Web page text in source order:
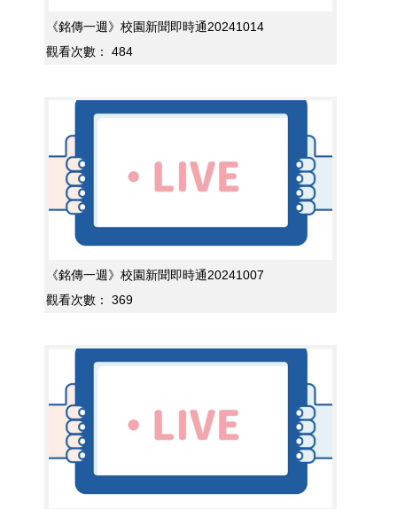
《銘傳一週》校園新聞即時通20241014
觀看次數：
484
《銘傳一週》校園新聞即時通20241007
觀看次數：
369